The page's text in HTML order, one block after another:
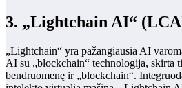
3. „Lightchain AI“
„Lightchain“ yra pažangiausia AI
AI su „blockchain“ technologija, skirta
bendruomenę ir „blockchain“.